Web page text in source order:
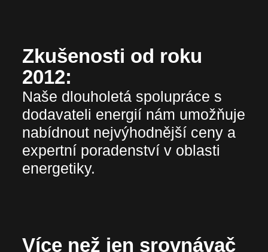
Zkušenosti od roku
2012:
Naše dlouholetá spolupráce s
dodavateli energií nám umožňuje
nabídnout nejvýhodnější ceny a
expertní poradenství v oblasti
energetiky.
Více než jen srovnávač